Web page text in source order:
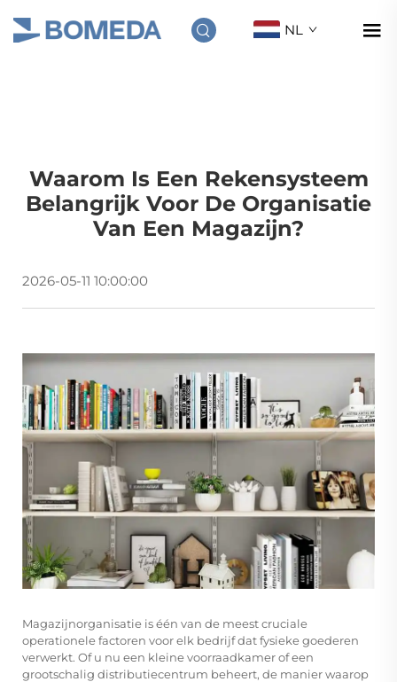
NL
Waarom Is Een Rekensysteem
Belangrijk Voor De Organisatie
Van Een Magazijn?
2026-05-11 10:00:00
Magazijnorganisatie is één van de meest cruciale
operationele factoren voor elk bedrijf dat fysieke goederen
verwerkt. Of u nu een kleine voorraadkamer of een
grootschalig distributiecentrum beheert, de manier waarop